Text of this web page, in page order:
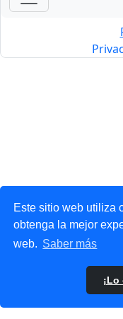
Este sitio web utiliza
obtenga la mejor
web. Saber más